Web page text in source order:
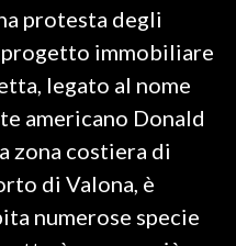
protesta degli
immobiliare
legato al nome
americano Donald
zona costiera di
di Valona, è
numerose specie